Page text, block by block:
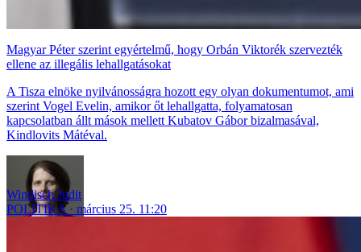
Magyar Péter szerint egyértelmű, hogy Orbán Viktorék szervezték
ellene az illegális lehallgatásokat
A Tisza elnöke nyilvánosságra hozott egy olyan dokumentumot, ami
szerint Vogel Evelin, amikor őt lehallgatta, folyamatosan
kapcsolatban állt mások mellett Kubatov Gábor bizalmasával,
Kindlovits Mátéval.
Windisch Judit
POLITIKA
március 25. 11:20